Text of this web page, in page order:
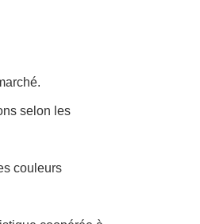
selon les
couleurs